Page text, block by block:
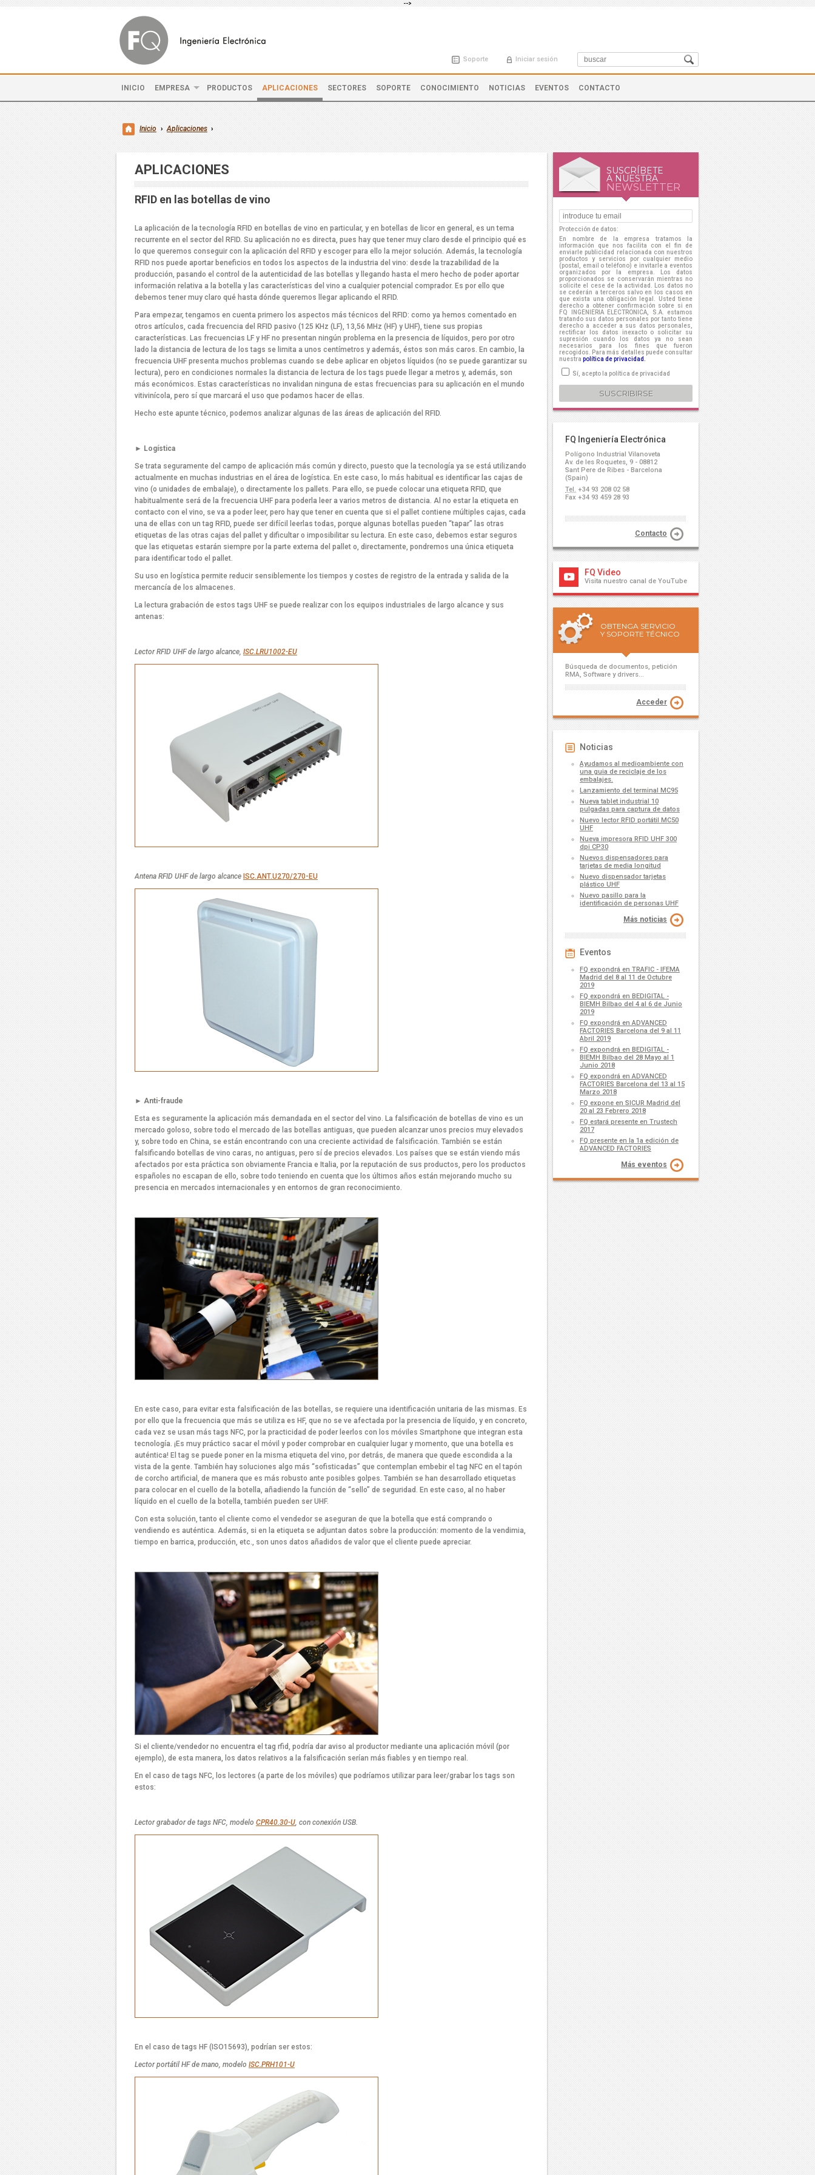
-->
Soporte Iniciar sesión
INICIO EMPRESA PRODUCTOS APLICACIONES SECTORES SOPORTE CONOCIMIENTO NOTICIAS EVENTOS CONTACTO
Inicio › Aplicaciones ›
APLICACIONES
RFID en las botellas de vino
La aplicación de la tecnología RFID en botellas de vino en particular, y en botellas de licor en general, es un tema
recurrente en el sector del RFID. Su aplicación no es directa, pues hay que tener muy claro desde el principio qué es
lo que queremos conseguir con la aplicación del RFID y escoger para ello la mejor solución. Además, la tecnología
RFID nos puede aportar beneficios en todos los aspectos de la industria del vino: desde la trazabilidad de la
producción, pasando el control de la autenticidad de las botellas y llegando hasta el mero hecho de poder aportar
información relativa a la botella y las características del vino a cualquier potencial comprador. Es por ello que
debemos tener muy claro qué hasta dónde queremos llegar aplicando el RFID.
Para empezar, tengamos en cuenta primero los aspectos más técnicos del RFID: como ya hemos comentado en
otros artículos, cada frecuencia del RFID pasivo (125 KHz (LF), 13,56 MHz (HF) y UHF), tiene sus propias
características. Las frecuencias LF y HF no presentan ningún problema en la presencia de líquidos, pero por otro
lado la distancia de lectura de los tags se limita a unos centímetros y además, éstos son más caros. En cambio, la
frecuencia UHF presenta muchos problemas cuando se debe aplicar en objetos líquidos (no se puede garantizar su
lectura), pero en condiciones normales la distancia de lectura de los tags puede llegar a metros y, además, son
más económicos. Estas características no invalidan ninguna de estas frecuencias para su aplicación en el mundo
vitivinícola, pero sí que marcará el uso que podamos hacer de ellas.
Hecho este apunte técnico, podemos analizar algunas de las áreas de aplicación del RFID.
► Logística
Se trata seguramente del campo de aplicación más común y directo, puesto que la tecnología ya se está utilizando
actualmente en muchas industrias en el área de logística. En este caso, lo más habitual es identificar las cajas de
vino (o unidades de embalaje), o directamente los pallets. Para ello, se puede colocar una etiqueta RFID, que
habitualmente será de la frecuencia UHF para poderla leer a varios metros de distancia. Al no estar la etiqueta en
contacto con el vino, se va a poder leer, pero hay que tener en cuenta que si el pallet contiene múltiples cajas, cada
una de ellas con un tag RFID, puede ser difícil leerlas todas, porque algunas botellas pueden “tapar” las otras
etiquetas de las otras cajas del pallet y dificultar o imposibilitar su lectura. En este caso, debemos estar seguros
que las etiquetas estarán siempre por la parte externa del pallet o, directamente, pondremos una única etiqueta
para identificar todo el pallet.
Su uso en logística permite reducir sensiblemente los tiempos y costes de registro de la entrada y salida de la
mercancía de los almacenes.
La lectura grabación de estos tags UHF se puede realizar con los equipos industriales de largo alcance y sus
antenas:
Lector RFID UHF de largo alcance, ISC.LRU1002-EU
Antena RFID UHF de largo alcance ISC.ANT.U270/270-EU
► Anti-fraude
Esta es seguramente la aplicación más demandada en el sector del vino. La falsificación de botellas de vino es un
mercado goloso, sobre todo el mercado de las botellas antiguas, que pueden alcanzar unos precios muy elevados
y, sobre todo en China, se están encontrando con una creciente actividad de falsificación. También se están
falsificando botellas de vino caras, no antiguas, pero sí de precios elevados. Los países que se están viendo más
afectados por esta práctica son obviamente Francia e Italia, por la reputación de sus productos, pero los productos
españoles no escapan de ello, sobre todo teniendo en cuenta que los últimos años están mejorando mucho su
presencia en mercados internacionales y en entornos de gran reconocimiento.
En este caso, para evitar esta falsificación de las botellas, se requiere una identificación unitaria de las mismas. Es
por ello que la frecuencia que más se utiliza es HF, que no se ve afectada por la presencia de líquido, y en concreto,
cada vez se usan más tags NFC, por la practicidad de poder leerlos con los móviles Smartphone que integran esta
tecnología. ¡Es muy práctico sacar el móvil y poder comprobar en cualquier lugar y momento, que una botella es
auténtica! El tag se puede poner en la misma etiqueta del vino, por detrás, de manera que quede escondida a la
vista de la gente. También hay soluciones algo más “sofisticadas” que contemplan embebir el tag NFC en el tapón
de corcho artificial, de manera que es más robusto ante posibles golpes. También se han desarrollado etiquetas
para colocar en el cuello de la botella, añadiendo la función de “sello” de seguridad. En este caso, al no haber
líquido en el cuello de la botella, también pueden ser UHF.
Con esta solución, tanto el cliente como el vendedor se aseguran de que la botella que está comprando o
vendiendo es auténtica. Además, si en la etiqueta se adjuntan datos sobre la producción: momento de la vendimia,
tiempo en barrica, producción, etc., son unos datos añadidos de valor que el cliente puede apreciar.
Si el cliente/vendedor no encuentra el tag rfid, podría dar aviso al productor mediante una aplicación móvil (por
ejemplo), de esta manera, los datos relativos a la falsificación serían más fiables y en tiempo real.
En el caso de tags NFC, los lectores (a parte de los móviles) que podríamos utilizar para leer/grabar los tags son
estos:
Lector grabador de tags NFC, modelo CPR40.30-U, con conexión USB.
En el caso de tags HF (ISO15693), podrían ser estos:
Lector portátil HF de mano, modelo ISC.PRH101-U
SUSCRÍBETE
A NUESTRA
NEWSLETTER
Protección de datos:
En nombre de la empresa tratamos la
información que nos facilita con el fin de
enviarle publicidad relacionada con nuestros
productos y servicios por cualquier medio
(postal, email o teléfono) e invitarle a eventos
organizados por la empresa. Los datos
proporcionados se conservarán mientras no
solicite el cese de la actividad. Los datos no
se cederán a terceros salvo en los casos en
que exista una obligación legal. Usted tiene
derecho a obtener confirmación sobre si en
FQ INGENIERIA ELECTRONICA, S.A. estamos
tratando sus datos personales por tanto tiene
derecho a acceder a sus datos personales,
rectificar los datos inexacto o solicitar su
supresión cuando los datos ya no sean
necesarios para los fines que fueron
recogidos. Para más detalles puede consultar
nuestra política de privacidad.
Sí, acepto la política de privacidad
FQ Ingeniería Electrónica
Polígono Industrial Vilanoveta
Av. de les Roquetes, 9 - 08812
Sant Pere de Ribes - Barcelona
(Spain)
Tel. +34 93 208 02 58
Fax +34 93 459 28 93
Contacto
FQ Video
Visita nuestro canal de YouTube
OBTENGA SERVICIO
Y SOPORTE TÉCNICO
Búsqueda de documentos, petición
RMA, Software y drivers...
Acceder
Noticias
Ayudamos al medioambiente con
una guia de reciclaje de los
embalajes.
Lanzamiento del terminal MC95
Nueva tablet industrial 10
pulgadas para captura de datos
Nuevo lector RFID portátil MC50
UHF
Nueva impresora RFID UHF 300
dpi CP30
Nuevos dispensadores para
tarjetas de media longitud
Nuevo dispensador tarjetas
plástico UHF
Nuevo pasillo para la
identificación de personas UHF
Más noticias
Eventos
FQ expondrá en TRAFIC - IFEMA
Madrid del 8 al 11 de Octubre
2019
FQ expondrá en BEDIGITAL -
BIEMH Bilbao del 4 al 6 de Junio
2019
FQ expondrá en ADVANCED
FACTORIES Barcelona del 9 al 11
Abril 2019
FQ expondrá en BEDIGITAL -
BIEMH Bilbao del 28 Mayo al 1
Junio 2018
FQ expondrá en ADVANCED
FACTORIES Barcelona del 13 al 15
Marzo 2018
FQ expone en SICUR Madrid del
20 al 23 Febrero 2018
FQ estará presente en Trustech
2017
FQ presente en la 1a edición de
ADVANCED FACTORIES
Más eventos